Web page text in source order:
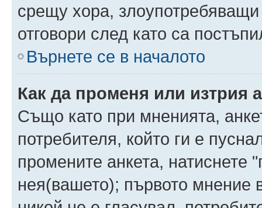
срещу хора,
отговори след като са
Върнете се в началото
Как да променя или изтрия
Също като при мненията,
потребителя, който ги е
промените анкета, натиснете
нея(вашето); първото мнение